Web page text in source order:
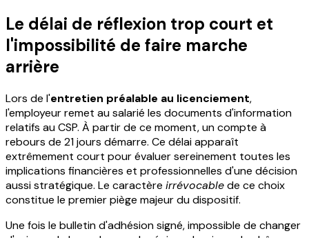
Le délai de réflexion trop court et
l'impossibilité de faire marche
arrière
Lors de l'entretien préalable au licenciement,
l'employeur remet au salarié les documents d'information
relatifs au CSP. À partir de ce moment, un compte à
rebours de 21 jours démarre. Ce délai apparaît
extrêmement court pour évaluer sereinement toutes les
implications financières et professionnelles d'une décision
aussi stratégique. Le caractère irrévocablede ce choix
constitue le premier piège majeur du dispositif.
Une fois le bulletin d'adhésion signé, impossible de changer